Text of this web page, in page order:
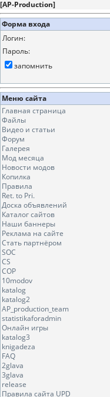
[AP-Production]
Форма входа
Логин:
Пароль:
запомнить
Меню сайта
Главная страница
Файлы
Видео и статьи
Форум
Галерея
Мод месяца
Новости модов
Копилка
Правила
Ret. to Pri.
Доска объявлений
Каталог сайтов
Наши баннеры
Реклама на сайте
Стать партнёром
SOC
CS
COP
10modov
katalog
katalog2
AP_production_team
statistikaforadmin
Онлайн игры
katalog3
knigadeza
FAQ
2glava
3glava
release
Правила сайта UPD